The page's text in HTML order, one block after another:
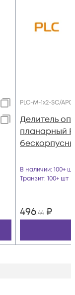
PLC-M-1x2-SC/APC
Делитель
планарный
В наличии: 100+ шт
Транзит: 100+ шт
496,44 ₽